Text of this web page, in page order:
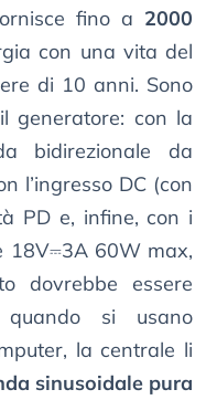
fino a 2000
con una vita del
di 10 anni. Sono
generatore: con la
bidirezionale da
l’ingresso DC (con
PD e, infine, con i
18V⎓3A 60W max,
dovrebbe essere
si usano
la centrale li
sinusoidale pura